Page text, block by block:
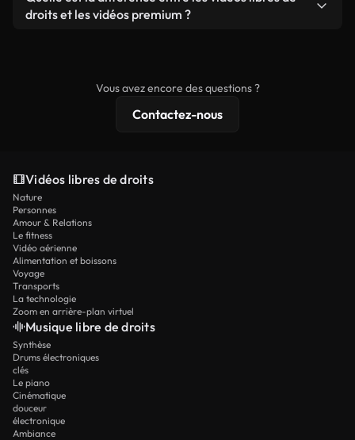
prêtes à l'emploi.
remixer nos vidéos. Assurez-vous simplement que
droits et les vidéos premium ?
résolution 4K et des protections de licence
Vous avez encore des questions ?
Contactez-nous
Vidéos libres de droits
Nature
Personnes
Amour & Relations
Le fitness
Vidéo aérienne
Alimentation et boissons
Voyage
Transports
La technologie
Zoom en arrière-plan virtuel
Musique libre de droits
Synthèse
Drums électroniques
clés
Le piano
Cinématique
douceur
électronique
Ambiance